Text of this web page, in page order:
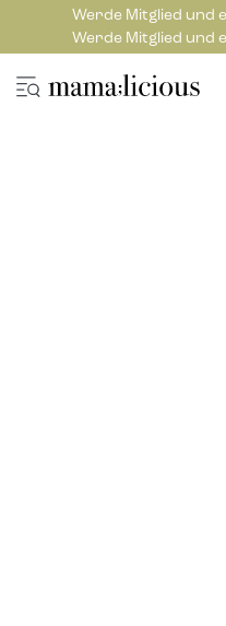
Werde Mitglied und
Werde Mitglied und